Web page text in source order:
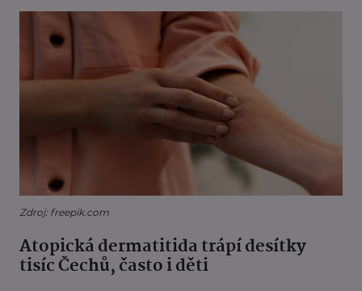
Zdroj: freepik.com
Atopická dermatitida trápí desítky
tisíc Čechů, často i děti